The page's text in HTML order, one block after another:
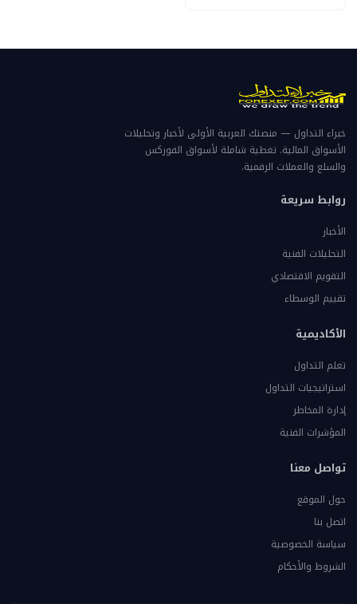
خبراء التداول — منصتك العربية الأولى لأخبار وتحليلات
الأسواق المالية. تغطية شاملة لأسواق الفوركس
والسلع والعملات الرقمية.
روابط سريعة
الأخبار
التحليلات الفنية
التقويم الاقتصادي
تقييم الوسطاء
الأكاديمية
تعلم التداول
استراتيجيات التداول
إدارة المخاطر
المؤشرات الفنية
تواصل معنا
حول الموقع
اتصل بنا
سياسة الخصوصية
الشروط والأحكام